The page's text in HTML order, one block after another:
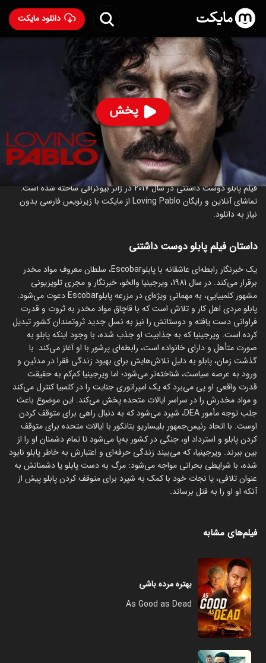
دانلود مایکت
پخش
فیلم پابلو دوست داشتنی- Loving Pablo 2017
۱۶۳ 88% ۶.۳
ساخت اسپانیا سال 2017
رده سنی ۱۸+
درام
درباره فیلم پابلو دوست داشتنی
فیلم پابلو دوست داشتنی در سال 2017 در ژانر بیوگرافی ساخته شده است.
تماشای آنلاین و رایگان Loving Pablo از مایکت با زیرنویس فارسی بدون
نیاز به دانلود.
داستان فیلم پابلو دوست داشتنی
یک خبرنگار رابطه‌ای عاشقانه با پابلوEscobar، سلطان معروف مواد مخدر
برقرار می‌کند. در سال 1981، ویرجینیا والخو، خبرنگار و مجری تلویزیونی
مشهور کلمبیایی، به مهمانی ویژه‌ای در مزرعه پابلوEscobar دعوت می‌شود.
پابلو مردی اهل کار و تلاش است که با قاچاق مواد مخدر به ثروت و قدرت
فراوانی دست یافته و دوستانش را نیز به نسل جدید ثروتمندان کشور تبدیل
کرده است. ویرجینیا که به جذابیت او جذب شده، با وجود اینکه پابلو به
صورت متأهل و دارای خانواده است، رابطه‌ای پرشور با او آغاز می‌کند. با
گذشت زمان، پابلو به دلیل تلاش‌هایش برای بهبود زندگی فقرا در مدئین و
ورود به عرصه سیاست، شناخته‌تر می‌شود؛ اما ویرجینیا کم‌کم به حقیقت
قدرت واقعی او پی می‌برد که یک امپراتوری جنایت را در کلمبیا کنترل می‌کند
و مواد مخدرش را در سراسر ایالات متحده پخش می‌کند. این موضوع باعث
جلب توجه مأمور DEA، شپرد می‌شود که به دنبال راهی برای متوقف کردن
اوست. با اتحاد رئیس‌جمهور بلیساریو بتانکور با ایالات متحده برای متوقف
کردن پابلو و استرداد او، جنگی در کشور به‌پا می‌شود تا تمام دشمنان او را از
بین ببرند. ویرجینیا، که می‌بیند زندگی حرفه‌ای و اعتبارش به خاطر پابلو نابود
شده، با شرایطی بحرانی مواجه می‌شود: مرگ به دست پابلو یا دشمنانش به
عنوان تلافی، یا نجات خود با کمک به شپرد برای متوقف کردن پابلو پیش از
آنکه او او را به قتل برساند.
فیلم‌های مشابه
بهتره مرده باشی
As Good as Dead